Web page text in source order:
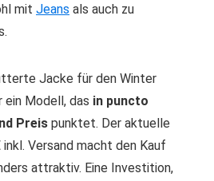
mit Jeans als auch zu
Jacke für den Winter
Modell, das in puncto
Preis punktet. Der aktuelle
Versand macht den Kauf
attraktiv. Eine Investition,